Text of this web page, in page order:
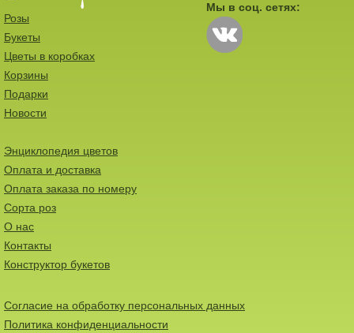
Мы в соц. сетях:
Розы
Букеты
Цветы в коробках
Корзины
Подарки
Новости
Энциклопедия цветов
Оплата и доставка
Оплата заказа по номеру
Сорта роз
О нас
Контакты
Конструктор букетов
Согласие на обработку персональных данных
Политика конфиденциальности